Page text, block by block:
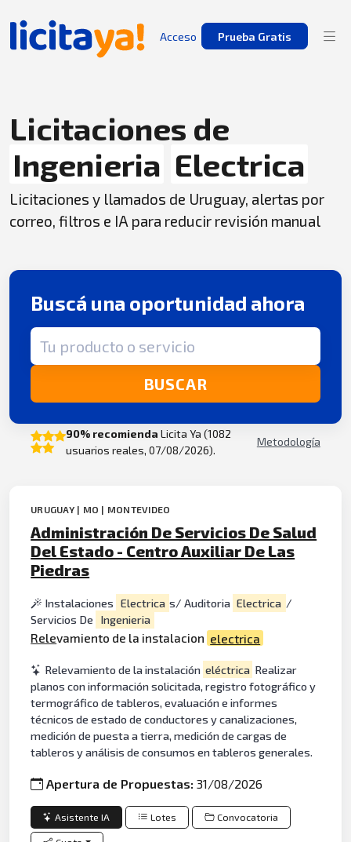
Acceso Prueba Gratis
Licitaciones de
Ingenieria Electrica
Licitaciones y llamados de Uruguay, alertas por
correo, filtros e IA para reducir revisión manual
Buscá una oportunidad ahora
Término de búsqueda
BUSCAR
90% recomienda Licita Ya (1082
usuarios reales, 07/08/2026).
Metodología
URUGUAY | MO | MONTEVIDEO
Administración De Servicios De Salud
Del Estado - Centro Auxiliar De Las
Piedras
Instalaciones Electrica s/ Auditoria Electrica /
Servicios De
Ingenieria
Relevamiento de la instalacion electrica
Relevamiento de la instalación eléctrica Realizar
planos con información solicitada, registro fotográfico y
termográfico de tableros, evaluación e informes
técnicos de estado de conductores y canalizaciones,
medición de puesta a tierra, medición de cargas de
tableros y análisis de consumos en tableros generales.
Apertura de Propuestas:31/08/2026
Asistente IA Lotes Convocatoria